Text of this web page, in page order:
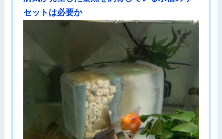
セットは必要か